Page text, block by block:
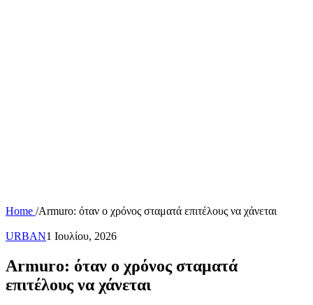
Home /Armuro: όταν ο χρόνος σταματά επιτέλους να χάνεται
URBAN1 Ιουλίου, 2026
Armuro: όταν ο χρόνος σταματά
επιτέλους να χάνεται